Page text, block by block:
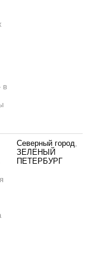
в
Северный город,
ЗЕЛЕНЫЙ
ПЕТЕРБУРГ